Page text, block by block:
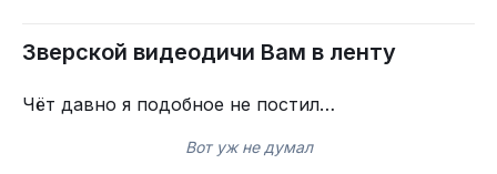
Зверской видеодичи Вам в ленту
Чёт давно я подобное не постил…
Вот уж не думал